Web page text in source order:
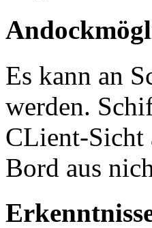
Es kann an
werden.
CLient-Sicht
Bord aus